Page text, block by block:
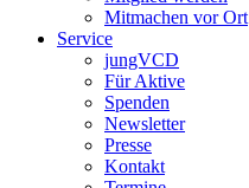
Mitmachen vor Ort
Service
jungVCD
Für Aktive
Spenden
Newsletter
Presse
Kontakt